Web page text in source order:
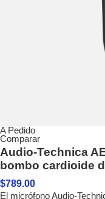
A Pedido
Comparar
Audio-Technica
bombo cardioide
$789.00
El micrófono Audio-